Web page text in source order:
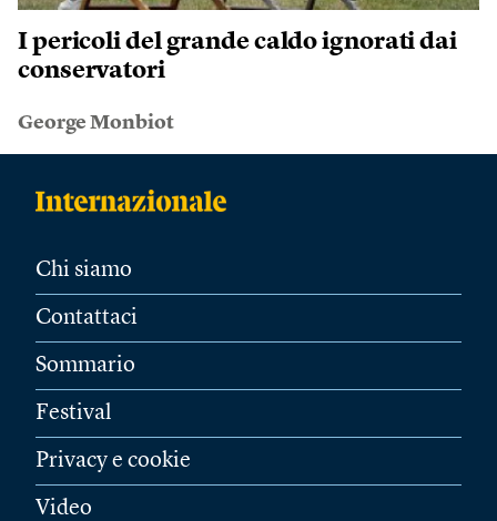
I pericoli del grande caldo ignorati dai
conservatori
George Monbiot
Chi siamo
Contattaci
Sommario
Festival
Privacy e cookie
Video